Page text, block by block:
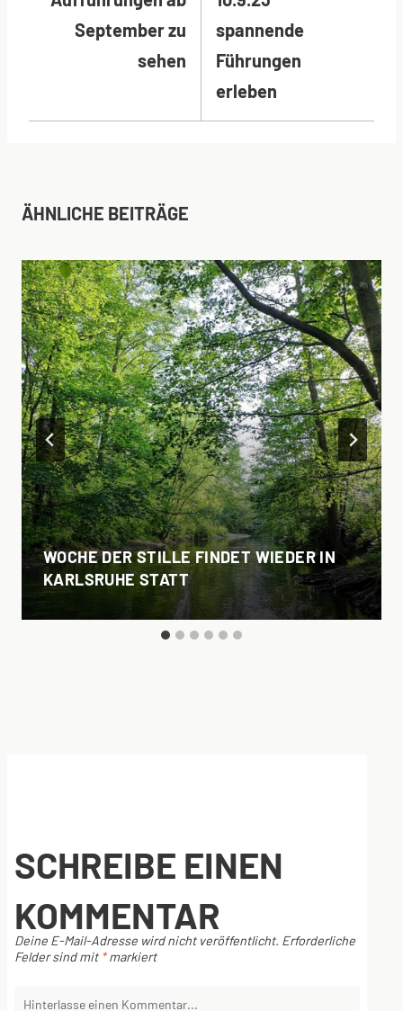
September zu
sehen
spannende
Führungen
erleben
ÄHNLICHE BEITRÄGE
WOCHE DER STILLE FINDET WIEDER IN
KARLSRUHE STATT
SCHREIBE EINEN
KOMMENTAR
Deine E-Mail-Adresse wird nicht veröffentlicht. Erforderliche
Felder sind mit *markiert